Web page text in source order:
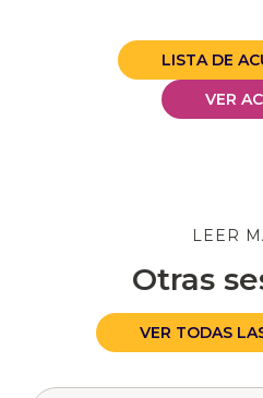
LISTA DE
VER
LEER
Otras
VER TODAS